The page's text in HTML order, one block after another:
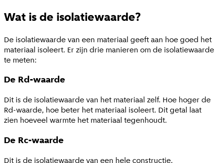
Wat is de isolatiewaarde?
De isolatiewaarde van een materiaal geeft aan hoe goed het
materiaal isoleert. Er zijn drie manieren om de isolatiewaarde
te meten:
De Rd-waarde
Dit is de isolatiewaarde van het materiaal zelf. Hoe hoger de
Rd-waarde, hoe beter het materiaal isoleert. Dit getal laat
zien hoeveel warmte het materiaal tegenhoudt.
De Rc-waarde
Dit is de isolatiewaarde van een hele constructie,